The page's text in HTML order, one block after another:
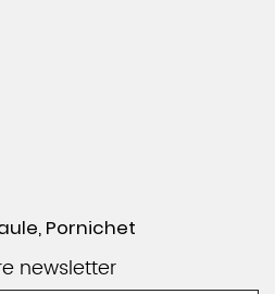
Pornichet
newsletter